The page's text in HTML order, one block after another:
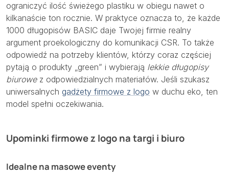
ograniczyć ilość świeżego plastiku w obiegu nawet o
kilkanaście ton rocznie. W praktyce oznacza to, że każde
1000 długopisów BASIC daje Twojej firmie realny
argument proekologiczny do komunikacji CSR. To także
odpowiedź na potrzeby klientów, którzy coraz częściej
pytają o produkty „green” i wybierają lekkie długopisy
biurowez odpowiedzialnych materiałów. Jeśli szukasz
uniwersalnych gadżety firmowe z logo w duchu eko, ten
model spełni oczekiwania.
Upominki firmowe z logo na targi i biuro
Idealne na masowe eventy